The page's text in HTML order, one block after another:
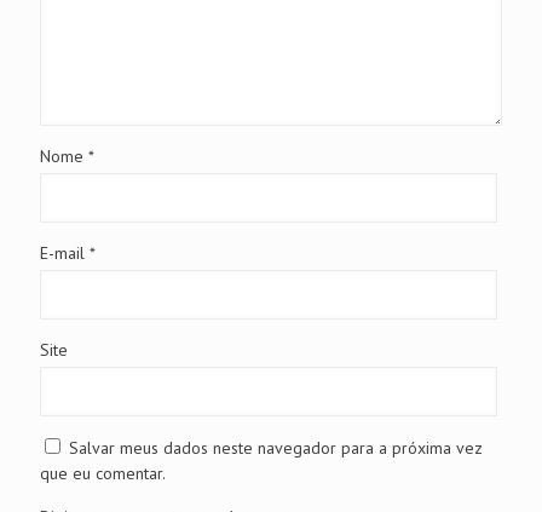
Nome *
E-mail *
Site
Salvar meus dados neste navegador para a próxima vez
que eu comentar.